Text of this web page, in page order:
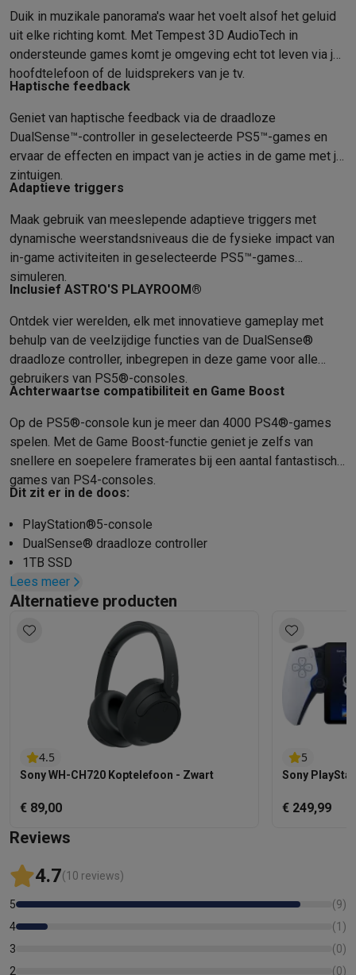
Duik in muzikale panorama's waar het voelt alsof het geluid
uit elke richting komt. Met Tempest 3D AudioTech in
ondersteunde games komt je omgeving echt tot leven via je
hoofdtelefoon of de luidsprekers van je tv.
Haptische feedback
Geniet van haptische feedback via de draadloze
DualSense™-controller in geselecteerde PS5™-games en
ervaar de effecten en impact van je acties in de game met je
zintuigen.
Adaptieve triggers
Maak gebruik van meeslepende adaptieve triggers met
dynamische weerstandsniveaus die de fysieke impact van
in-game activiteiten in geselecteerde PS5™-games
simuleren.
Inclusief ASTRO'S PLAYROOM®
Ontdek vier werelden, elk met innovatieve gameplay met
behulp van de veelzijdige functies van de DualSense®
draadloze controller, inbegrepen in deze game voor alle
gebruikers van PS5®-consoles.
Achterwaartse compatibiliteit en Game Boost
Op de PS5®-console kun je meer dan 4000 PS4®-games
spelen. Met de Game Boost-functie geniet je zelfs van
snellere en soepelere framerates bij een aantal fantastische
games van PS4-consoles.
Dit zit er in de doos:
PlayStation®5-console
DualSense® draadloze controller
1TB SSD
2 voeten horizontale standaard
HDMI™-kabel
USB-kabel
ASTRO’s PLAYROOM® (vooraf geïnstalleerde game)
Lees meer
Alternatieve producten
4.5
Sony WH-CH720 Koptelefoon - Zwart
€ 89,00
5
Sony
€ 249,99
Reviews
4.7(10 reviews)
5 (9)
4
(1 )
3
(0)
2
(0)